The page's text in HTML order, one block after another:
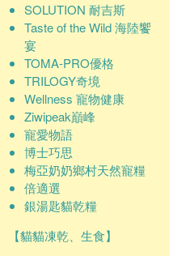
SOLUTION 耐吉斯
Taste of the Wild 海陸饗
宴
TOMA-PRO優格
TRILOGY奇境
Wellness 寵物健康
Ziwipeak巔峰
寵愛物語
博士巧思
梅亞奶奶鄉村天然寵糧
倍適選
銀湯匙貓乾糧
【貓貓凍乾、生食】